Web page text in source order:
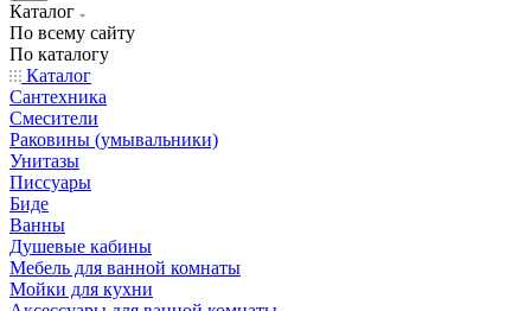
Каталог
По всему сайту
По каталогу
Каталог
Сантехника
Смесители
Раковины (умывальники)
Унитазы
Писсуары
Биде
Ванны
Душевые кабины
Мебель для ванной комнаты
Мойки для кухни